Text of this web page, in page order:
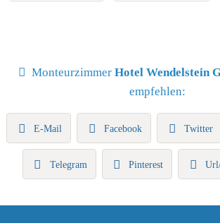
Monteurzimmer Hotel Wendelstein
empfehlen:
E-Mail Facebook Twitter
Telegram Pinterest